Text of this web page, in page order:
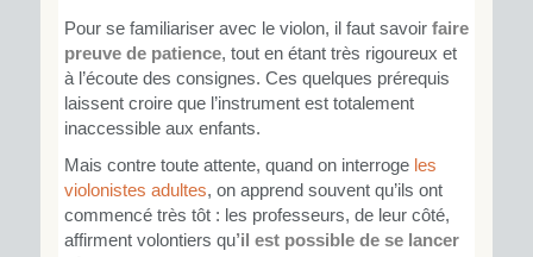
Pour se familiariser avec le violon, il faut savoir faire
preuve de patience, tout en étant très rigoureux et
à l’écoute des consignes. Ces quelques prérequis
laissent croire que l’instrument est totalement
inaccessible aux enfants.
Mais contre toute attente, quand on interroge les
violonistes adultes, on apprend souvent qu’ils ont
commencé très tôt : les professeurs, de leur côté,
affirment volontiers qu’il est possible de se lancer